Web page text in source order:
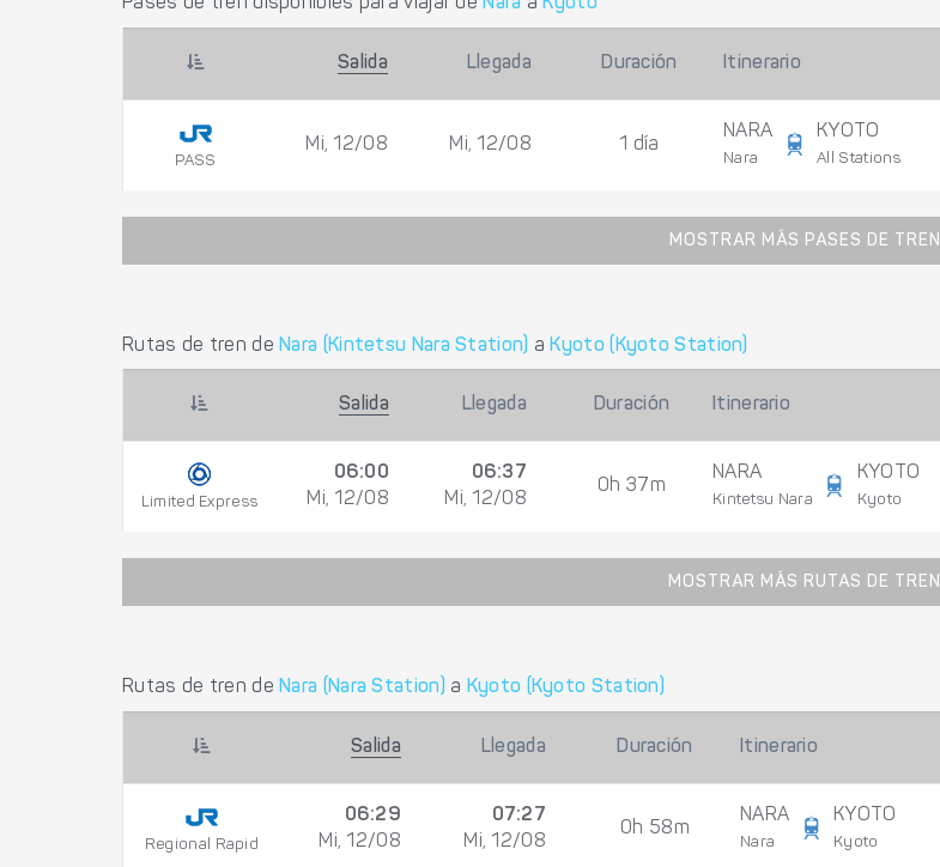
Salida Llegada Duración Itinerario
PASS
Mi, 12/08 Mi, 12/08 1 día
NARA
Nara
KYOTO
All Stations
MOSTRAR MÁS PASES DE TREN
Rutas de tren de Nara (Kintetsu Nara Station) a Kyoto (Kyoto Station)
Salida Llegada Duración Itinerario
Limited Express
06:00
Mi, 12/08
06:37
Mi, 12/08
0h 37m
NARA
Kintetsu Nara
KYOTO
Kyoto
MOSTRAR MÁS RUTAS DE TREN
Rutas de tren deNara (Nara Station) a Kyoto (Kyoto Station)
Salida Llegada Duración Itinerario
Regional Rapid
06:29
Mi, 12/08
07:27
Mi, 12/08
0h 58m
NARA
Nara
KYOTO
Kyoto